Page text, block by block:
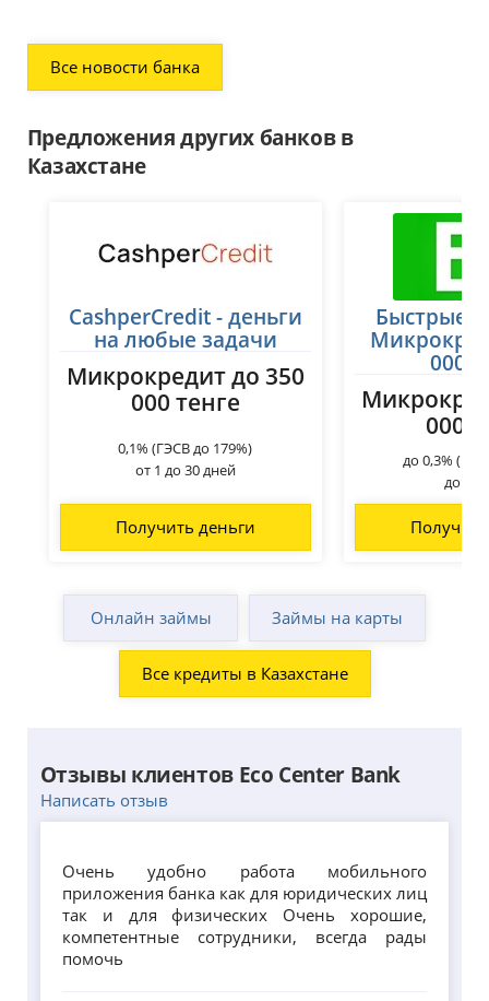
Все новости банка
Предложения других банков в
Казахстане
CashperCredit - деньги
на любые задачи
Микрокредит до 350
000 тенге
0,1% (ГЭСВ до 179%)
от 1 до 30 дней
Получить деньги
Быстрые
000
000
до 0,3%
до 45
Онлайн займы Займы на карты
Все кредиты в Казахстане
Отзывы клиентов Есо Center Bank
Написать отзыв
Очень удобно работа мобильного
приложения банка как для юридических лиц
так и для физических Очень хорошие,
компетентные сотрудники, всегда рады
помочь